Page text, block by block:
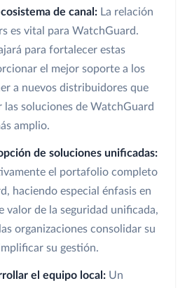
de canal: La relación
es vital para WatchGuard.
para fortalecer estas
el mejor soporte a los
a nuevos distribuidores que
las soluciones de WatchGuard
amplio.
de soluciones unificadas:
el portafolio completo
haciendo especial énfasis en
valor de la seguridad unificada,
organizaciones consolidar su
su gestión.
el equipo local: Un